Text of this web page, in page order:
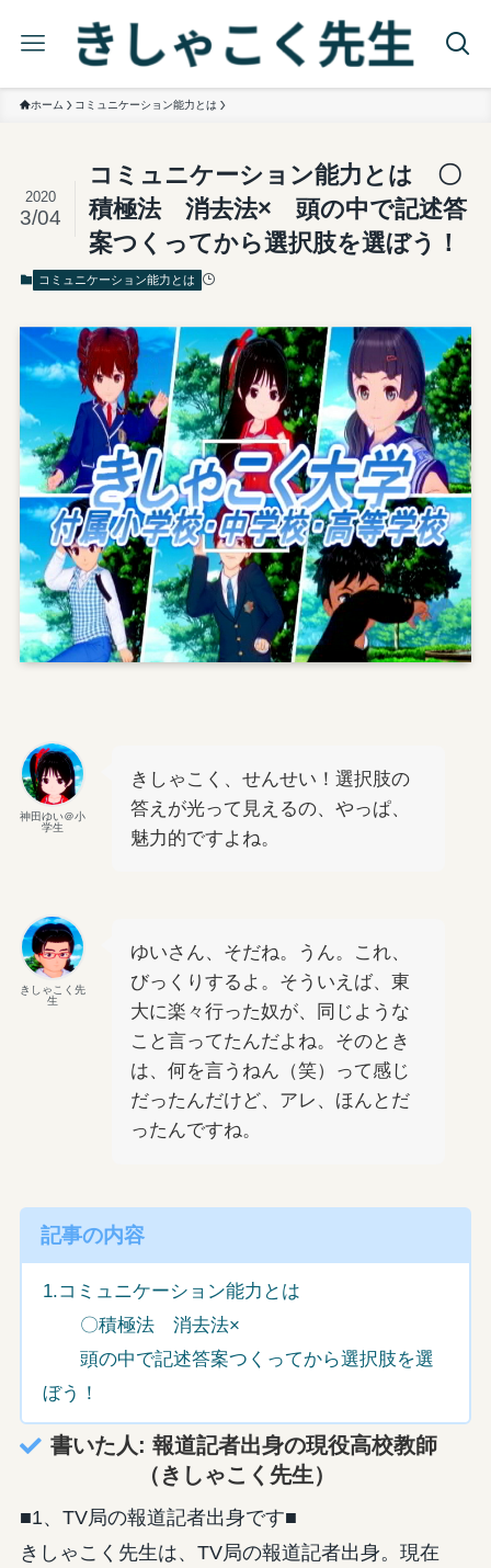
ホーム コミュニケーション能力とは
コミュニケーション能力とは 〇
積極法 消去法× 頭の中で記述答
案つくってから選択肢を選ぼう！
2020
3/04
コミュニケーション能力とは
神田ゆい＠小
学生
きしゃこく、せんせい！選択肢の
答えが光って見えるの、やっぱ、
魅力的ですよね。
きしゃこく先
生
ゆいさん、そだね。うん。これ、
びっくりするよ。そういえば、東
大に楽々行った奴が、同じような
こと言ってたんだよね。そのとき
は、何を言うねん（笑）って感じ
だったんだけど、アレ、ほんとだ
ったんですね。
記事の内容
1.コミュニケーション能力とは
〇積極法 消去法×
頭の中で記述答案つくってから選択肢を選
ぼう！
書いた人: 報道記者出身の現役高校教師
（きしゃこく先生）
■1、TV局の報道記者出身です■
きしゃこく先生は、TV局の報道記者出身。現在